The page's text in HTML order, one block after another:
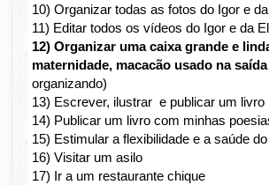
10) Organizar todas as fotos do Igor e
11) Editar todos os vídeos do Igor e da
12) Organizar uma caixa grande e
maternidade, macacão usado na
organizando)
13) Escrever, ilustrar e publicar um livro
14) Publicar um livro com minhas
15) Estimular a flexibilidade e a saúde
16) Visitar um asilo
17) Ir a um restaurante chique